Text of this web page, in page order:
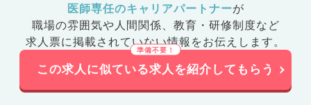
医師専任のキャリアパートナーが
職場の雰囲気や人間関係、 教育・研修制度など
求人票に掲載されていない情報をお伝えします。
この求人に似ている求人を紹介してもらう